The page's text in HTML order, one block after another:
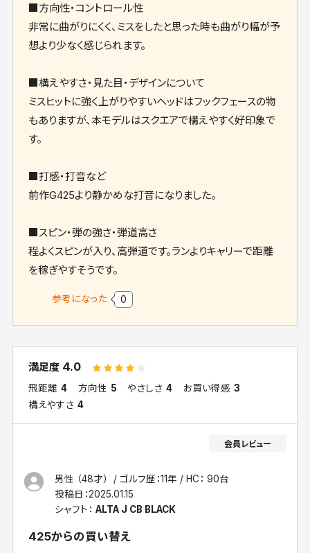
■方向性・コントロール性
非常に曲がりにくく、ミスをしたと思った時も曲がり幅が予
想より少なく感じられます。
■構えやすさ・見た目・デザインについて
ミスヒットに強く上がりやすいヘッドはフックフェースの物
もありますが、本モデルはスクエアで構えやすく好印象で
す。
■打感・打音など
前作G425より静かめな打音になりました。
■スピン・弾の強さ・弾道高さ
程よくスピンが入り、高弾道です。ランよりキャリーで距離
を稼ぎやすそうです。
参考になった 0
満足度 4.0
飛距離 4 方向性 5 やさしさ 4 お買い得感 3
構えやすさ 4
男性 （48才） ゴルフ歴：11年
HC： 90台
投稿日：2025.01.15
シャフト： ALTA J CB BLACK
425からの買い替え